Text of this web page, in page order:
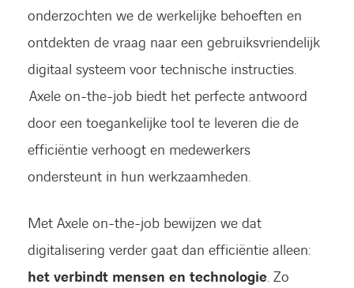
onderzochten we de werkelijke behoeften en
ontdekten de vraag naar een gebruiksvriendelijk
digitaal systeem voor technische instructies.
Axele on-the-job biedt het perfecte antwoord
door een toegankelijke tool te leveren die de
efficiëntie verhoogt en medewerkers
ondersteunt in hun werkzaamheden.
Met Axele on-the-job bewijzen we dat
digitalisering verder gaat dan efficiëntie alleen:
het verbindt mensen en technologie. Zo